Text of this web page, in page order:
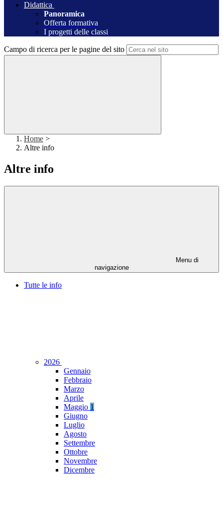
Didattica
Panoramica
Offerta formativa
I progetti delle classi
Campo di ricerca per le pagine del sito
Home >
Altre info
Altre info
Menu di
navigazione
Tutte le info
2026
Gennaio
Febbraio
Marzo
Aprile
Maggio 1
Giugno
Luglio
Agosto
Settembre
Ottobre
Novembre
Dicembre